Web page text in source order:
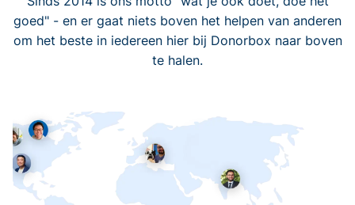
goed" - en er gaat niets boven het helpen van anderen
om het beste in iedereen hier bij Donorbox naar boven
te halen.